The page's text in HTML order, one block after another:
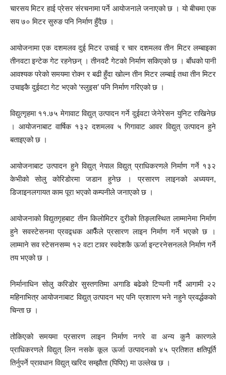
चारसय मिटर हाई प्रेसर संरचनामा पर्ने आयोजनाले जनाएको छ । यो बीचमा एक
सय ७० मिटर सुरुङ पनि निर्माण हुँदैछ ।
आयोजनामा एक दशमलव दुई मिटर उचाई र चार दशमलव तीन मिटर लम्बाइका
तीनवटा इन्टेक गेट रहनेछन् । तीनवटै गेटको निर्माण सकिएको छ । बाँधको पानी
आवश्यक परेको समयमा रोक्न र बढी हुँदा खोल्न तीन मिटर लम्बाई तथा तीन मिटर
उचाइकै दुईवटा गेट भएको ‘स्लुइस’ पनि निर्माण गरिएको छ ।
विद्युत्गृहमा ११.७५ मेगावाट विद्युत् उत्पादन गर्ने दुईवटा जेनेरेसन युनिट राखिनेछ
। आयोजनाबाट वार्षिक १३२ दशमलव ५ गिगावाट आवर विद्युत् उत्पादन हुने
बताइएको छ ।
आयोजनाबाट उत्पादन हुने विद्युत् नेपाल विद्युत् प्राधिकरणले निर्माण गर्ने १३२
केभीको सोलु कोरिडोरमा जडान हुनेछ । प्रसारण लाइनको अध्ययन,
डिजाइनलगायत काम पूरा भएको कम्पनीले जनाएको छ ।
आयोजनाको विद्युतगृहबाट तीन किलोमिटर दुरीको तिङ्लास्थित लाम्मानेमा निर्माण
हुने सवस्टेसनमा प्रवद्र्धक आफैँले प्रसारण लाइन निर्माण गर्ने भएको छ ।
लाम्माने सव स्टेसनसम्म १२ वटा टावर स्वदेशकै ऊर्जा इन्टरनेसनलले निर्माण गर्ने
तय भएको छ ।
निर्मानाधिन सोलु करिडोर सुस्तगतिमा अगाडि बढेको टिप्पनी गर्दै आगामी २२
महिनाभित्र आयोजनाबाट विद्युत् उत्पादन भए पनि प्रशारण भने नहुने प्रवर्द्धकको
चिन्ता छ ।
तोकिएको समयमा प्रसारण लाइन निर्माण नगरे वा अन्य कुनै कारणले
प्राधिकरणले विद्युत् लिन नसके कूल ऊर्जा उत्पादनको ४५ प्रतिशत क्षतिपूर्ति
तिर्नुपर्ने प्रावधान विद्युत् खरिद सम्झौता (पिपिए) मा उल्लेख छ ।